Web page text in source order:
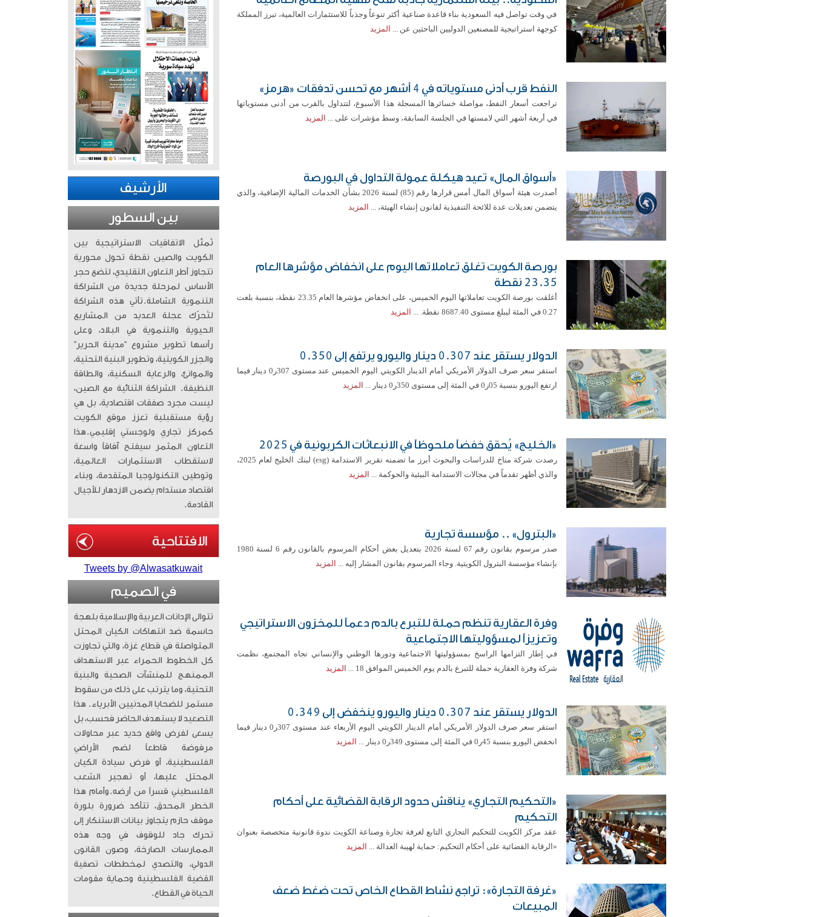
في وقت تواصل فيه السعودية بناء قاعدة صناعية أكثر تنوعاً وجذباً للاستثمارات العالمية، تبرز المملكة
كوجهة استراتيجية للمصنعين الدوليين الباحثين عن ... المزيد
النفط قرب أدنى مستوياته في 4 أشهر مع تحسن تدفقات «هرمز»
تراجعت أسعار النفط، مواصلة خسائرها المسجلة هذا الأسبوع، لتتداول بالقرب من أدنى مستوياتها
في أربعة أشهر التي لامستها في الجلسة السابقة، وسط مؤشرات على ... المزيد
«أسواق المال» تعيد هيكلة عمولة التداول في البورصة
أصدرت هيئة أسواق المال أمس قرارها رقم (85) لسنة 2026 بشأن الخدمات المالية الإضافية، والذي
يتضمن تعديلات عدة للائحة التنفيذية لقانون إنشاء الهيئة، ... المزيد
بورصة الكويت تغلق تعاملاتها اليوم على انخفاض مؤشرها العام
23.35 نقطة
أغلقت بورصة الكويت تعاملاتها اليوم الخميس، على انخفاض مؤشرها العام 23.35 نقطة، بنسبة بلغت
0.27 في المئة ليبلغ مستوى 8687.40 نقطة. ...
المزيد
الدولار يستقر عند 0.307 دينار واليورو يرتفع إلى 0.350
استقر سعر صرف الدولار الأمريكي أمام الدينار الكويتي اليوم الخميس عند مستوى 307ر0 دينار فيما
ارتفع اليورو بنسبة 05ر0 في المئة إلى مستوى 350ر0 دينار ...
المزيد
«الخليج» يُحقق خفضاً ملحوظاً في الانبعاثات الكربونية في 2025
رصدت شركة مناخ للدراسات والبحوث أبرز ما تضمنه تقرير الاستدامة (esg) لبنك الخليج لعام 2025،
والذي أظهر تقدماً في مجالات الاستدامة البيئية والحوكمة ... المزيد
«البترول» .. مؤسسة تجارية
صدر مرسوم بقانون رقم 67 لسنة 2026 بتعديل بعض أحكام المرسوم بالقانون رقم 6 لسنة 1980
بإنشاء مؤسسة البترول الكويتية. وجاء المرسوم بقانون المشار إليه ... المزيد
وفرة العقارية تنظم حملة للتبرع بالدم دعماً للمخزون الاستراتيجي
وتعزيزاً لمسؤوليتها الاجتماعية
في إطار التزامها الراسخ بمسؤوليتها الاجتماعية ودورها الوطني والإنساني تجاه المجتمع، نظمت
شركة وفرة العقارية حملة للتبرع بالدم يوم الخميس الموافق 18 ...
المزيد
الدولار يستقر عند 0.307 دينار واليورو ينخفض إلى 0.349
استقر سعر صرف الدولار الأمريكي أمام الدينار الكويتي اليوم الأربعاء عند مستوى 307ر0 دينار فيما
انخفض اليورو بنسبة 45ر0 في المئة إلى مستوى 349ر0 دينار ...
المزيد
«التحكيم التجاري» يناقش حدود الرقابة القضائية على أحكام
التحكيم
عقد مركز الكويت للتحكيم التجاري التابع لغرفة تجارة وصناعة الكويت ندوة قانونية متخصصة بعنوان
«الرقابة القضائية على أحكام التحكيم: حماية لهيبة العدالة ... المزيد
«غرفة التجارة»: تراجع نشاط القطاع الخاص تحت ضغط ضعف
المبيعات
الأرشيف
بين السطور
تُمثّل الاتفاقيات الاستراتيجية بين
الكويت والصين نقطة تحول محورية
تتجاوز أطر التعاون التقليدي، لتضع حجر
الأساس لمرحلة جديدة من الشراكة
التنموية الشاملة. ​تأتي هذه الشراكة
لتُحرّك عجلة العديد من المشاريع
الحيوية والتنموية في البلاد، وعلى
رأسها تطوير مشروع “مدينة الحرير”
والجزر الكويتية، وتطوير البنية التحتية،
والموانئ، والرعاية السكنية، والطاقة
النظيفة. الشراكة الثنائية مع الصين،
ليست مجرد صفقات اقتصادية، بل هي
رؤية مستقبلية تعزز موقع الكويت
كمركز تجاري ولوجستي إقليمي. ​هذا
التعاون المثمر سيفتح آفاقاً واسعة
لاستقطاب الاستثمارات العالمية،
وتوطين التكنولوجيا المتقدمة، وبناء
اقتصاد مستدام يضمن الازدهار للأجيال
القادمة.
Tweets by @Alwasatkuwait
في الصميم
تتوالى الإدانات العربية والإسلامية بلهجة
حاسمة ضد انتهاكات الكيان المحتل
المتواصلة في قطاع غزة، والتي تجاوزت
كل الخطوط الحمراء عبر الاستهداف
الممنهج للمنشآت الصحية والبنية
التحتية، وما يترتب على ذلك من سقوط
مستمر للضحايا المدنيين الأبرياء. ​ هذا
التصعيد لا يستهدف الحاضر فحسب، بل
يسعى لفرض واقع جديد عبر محاولات
مرفوضة قاطعاً لضم الأراضي
الفلسطينية، أو فرض سيادة الكيان
المحتل عليها، أو تهجير الشعب
الفلسطيني قسراً من أرضه. ​وأمام هذا
الخطر المحدق، تتأكد ضرورة بلورة
موقف حازم يتجاوز بيانات الاستنكار إلى
تحرك جاد للوقوف في وجه هذه
الممارسات الصارخة، وصون القانون
الدولي، والتصدي لمخططات تصفية
القضية الفلسطينية وحماية مقومات
الحياة في القطاع.